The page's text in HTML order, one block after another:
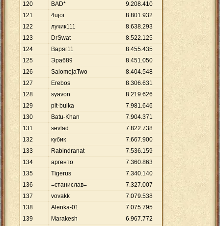
120
BAD* 9.208.410
121
4ujoi 8.801.932
122
лучик111 8.638.293
123
DrSwat 8.522.125
124
Варяг11 8.455.435
125
Эра689 8.451.050
126
SalomejaTwo 8.404.548
127
Erebos 8.306.631
128
syavon 8.219.626
129
pit-bulka 7.981.646
130
Batu-Khan 7.904.371
131
sevlad 7.822.738
132
кубик 7.667.900
133
Rabindranat 7.536.159
134
аргенто 7.360.863
135
Tigerus 7.340.140
136
=станислав= 7.327.007
137
vovakk 7.079.538
138
Alenka-01 7.075.795
139
Marakesh 6.967.772